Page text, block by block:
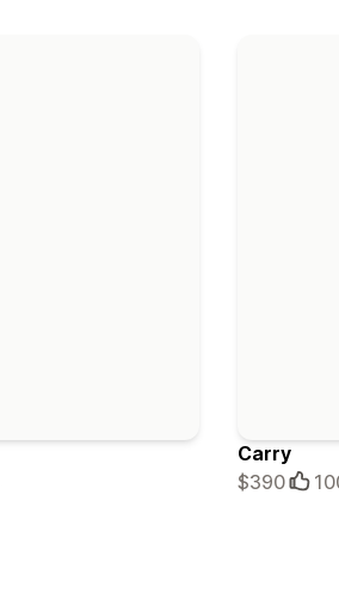
Carry
$390